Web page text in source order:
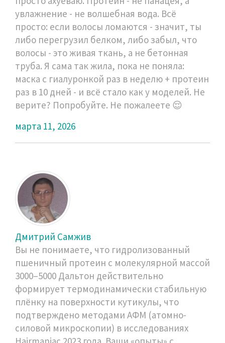
увлажнение - не волшебная вода. Всё
просто: если волосы ломаются - значит, ты
либо перегрузил белком, либо забыл, что
волосы - это живая ткань, а не бетонная
труба. Я сама так жила, пока не поняла:
маска с гиалуронкой раз в неделю + протеин
раз в 10 дней - и всё стало как у моделей. Не
верите? Попробуйте. Не пожалеете 😌
марта 11, 2026
Дмитрий Самжив
Вы не понимаете, что гидролизованный
пшеничный протеин с молекулярной массой
3000–5000 Дальтон действительно
формирует термодинамически стабильную
плёнку на поверхности кутикулы, что
подтверждено методами АФМ (атомно-
силовой микроскопии) в исследованиях